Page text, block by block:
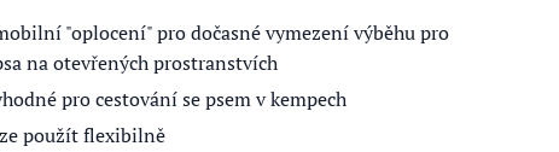
"oplocení" pro dočasné vymezení výběhu pro
na otevřených prostranstvích
pro cestování se psem v kempech
použít flexibilně